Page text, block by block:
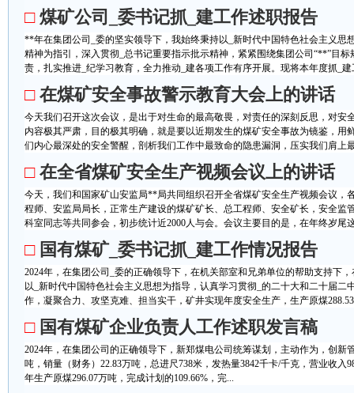
□ 煤矿公司_委书记抓_建工作述职报告
**年在集团公司_委的坚实领导下，我始终秉持以_新时代中国特色社会主义思
精神为指引，深入贯彻_总书记重要指示批示精神，紧紧围绕集团公司“**”目
责，扎实推进_纪学习教育，全力推动_建各项工作有序开展。现将本年度抓_建
□ 在煤矿安全事故警示教育大会上的讲话
今天我们召开这次会议，是出于对生命的最高敬畏，对责任的深刻反思，对安
内容极其严肃，目的极其明确，就是要以近期发生的煤矿安全事故为镜鉴，用
们内心最深处的安全警醒，剖析我们工作中最致命的隐患漏洞，压实我们肩上
□ 在全省煤矿安全生产视频会议上的讲话
今天，我们和国家矿山安监局**局共同组织召开全省煤矿安全生产视频会议，
程师、安监局局长，正常生产建设的煤矿矿长、总工程师、安全矿长，安全监
科室同志等共同参会，初步统计近2000人与会。会议主要目的是，在年终岁尾
□ 国有煤矿_委书记抓_建工作情况报告
2024年，在集团公司_委的正确领导下，在机关部室和兄弟单位的帮助支持下
以_新时代中国特色社会主义思想为指导，认真学习贯彻_的二十大和二十届二
作，凝聚合力、攻坚克难、担当实干，矿井实现年度安全生产，生产原煤
□ 国有煤矿企业负责人工作述职发言稿
2024年，在集团公司的正确领导下，新郑煤电公司统筹谋划，主动作为，创新
吨，销量（财务）22.83万吨，总进尺738米，发热量3842千卡/千克，营业收入
年生产原煤296.07万吨，完成计划的109.66%，完...